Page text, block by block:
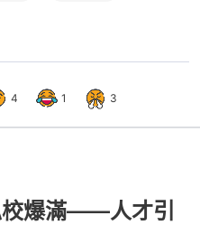
4 1 3
爆滿——人才引